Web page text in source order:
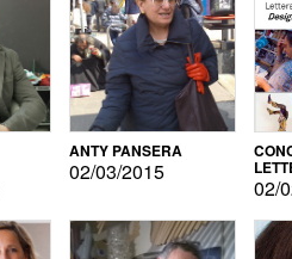
ANTY PANSERA
02/03/2015
02/